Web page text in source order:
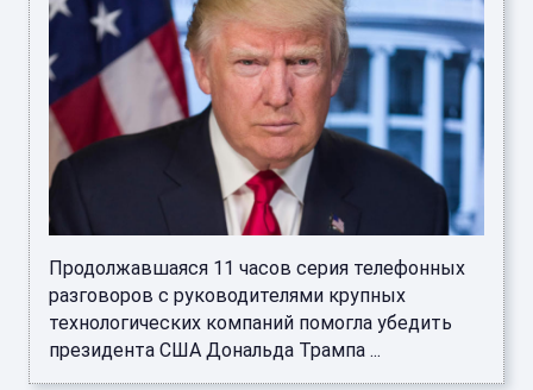
Продолжавшаяся 11 часов серия телефонных
разговоров с руководителями крупных
технологических компаний помогла убедить
президента США Дональда Трампа ...